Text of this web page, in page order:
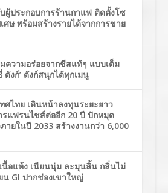
ผู้ประกอบการร้านกาแฟ ติดตั้งโซ
ศษ พร้อมสร้างรายได้จากการขาย
ความอร่อยจากชีสแท้ๆ แบบเต็ม
งก์’ ดังก์สนุกได้ทุกเมนู
ศไทย เดินหน้าลงทุนระยะยาว
แฟรนไชส์ต่ออีก 20 ปี ปักหมุด
ายในปี 2033 สร้างงานกว่า 6,000
นื้อแห้ง เนียนนุ่ม ละมุนลิ้น กลิ่นไม่
น GI ปากช่องเขาใหญ่